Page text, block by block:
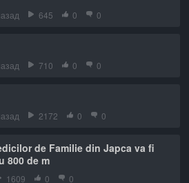
645 0 0
710 0 0
2172 0 0
de Familie din Japca va fi
800 de m
1609 0 0